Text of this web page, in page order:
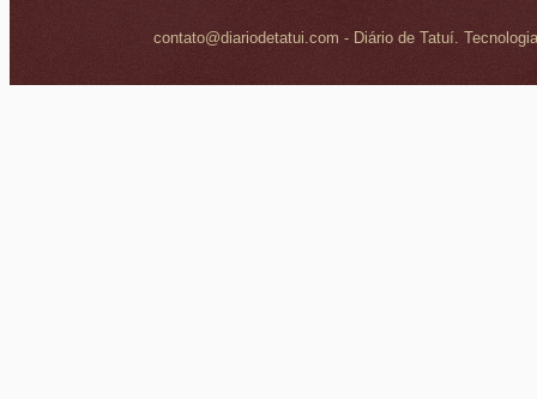
contato@diariodetatui.com - Diário de Tatuí.